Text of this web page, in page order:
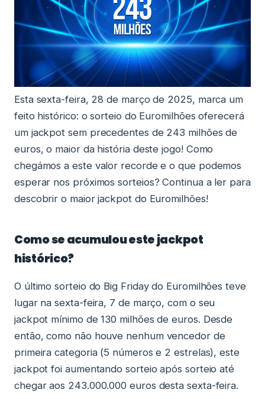
Esta sexta-feira, 28 de março de 2025, marca um
feito histórico: o sorteio do Euromilhões oferecerá
um jackpot sem precedentes de 243 milhões de
euros, o maior da história deste jogo! Como
chegámos a este valor recorde e o que podemos
esperar nos próximos sorteios? Continua a ler para
descobrir o maior jackpot do Euromilhões!
Como se acumulou este jackpot
histórico?
O último sorteio do Big Friday do Euromilhões teve
lugar na sexta-feira, 7 de março, com o seu
jackpot mínimo de 130 milhões de euros. Desde
então, como não houve nenhum vencedor de
primeira categoria (5 números e 2 estrelas), este
jackpot foi aumentando sorteio após sorteio até
chegar aos 243.000.000 euros desta sexta-feira.